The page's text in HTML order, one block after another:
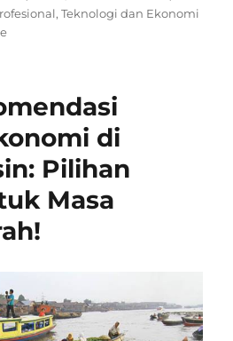
,Teknologi dan Ekonomi
di
Pilihan
Masa